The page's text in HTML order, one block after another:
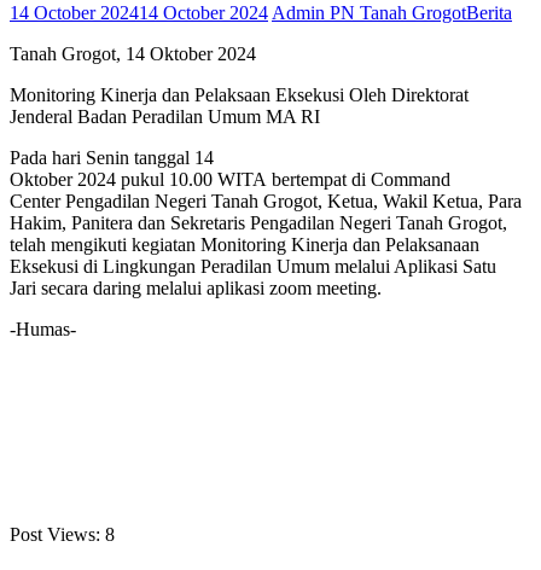
14 October 202414 October 2024 Admin PN Tanah GrogotBerita
Tanah Grogot, 14 Oktober 2024
Monitoring Kinerja dan Pelaksaan Eksekusi Oleh Direktorat
Jenderal Badan Peradilan Umum MA RI
​Pada hari Senin tanggal 14
Oktober 2024 pukul 10.00 WITA bertempat di Command
Center Pengadilan Negeri Tanah Grogot, Ketua, Wakil Ketua, Para
Hakim, Panitera dan Sekretaris Pengadilan Negeri Tanah Grogot,
telah mengikuti kegiatan Monitoring Kinerja dan Pelaksanaan
Eksekusi di Lingkungan Peradilan Umum melalui Aplikasi Satu
Jari secara daring melalui aplikasi zoom meeting.
-Humas-
Post Views: 8